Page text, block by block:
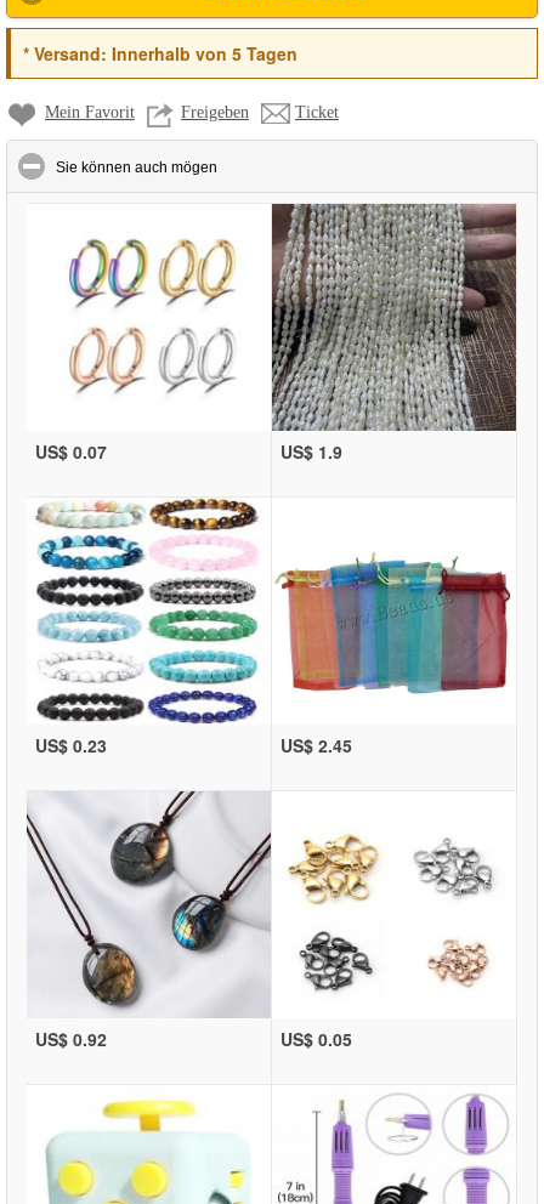
*Versand: Innerhalb von 5 Tagen
Mein Favorit Freigeben Ticket
Sie können auch mögen
US$ 0.07 US$ 1.9
US$ 0.23 US$ 2.45
US$ 0.92 US$ 0.05